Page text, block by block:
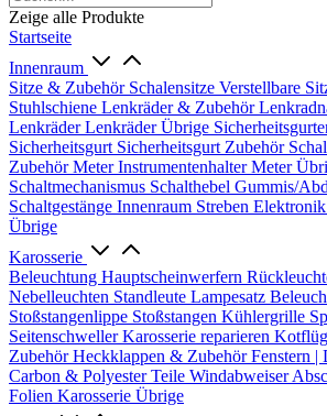
Zeige alle Produkte
Startseite
Innenraum
Sitze & Zubehör Schalensitze Verstellbare
Stuhlschiene Lenkräder & Zubehör
LenkräderLenkräder Übrige
Sicherheitsgurt Sicherheitsgurt Zubehör
ZubehörMeterInstrumentenhalterMeter
Schaltmechanismus Schalthebel Gummis/
Schaltgestänge Innenraum Streben Elektronik
Übrige
Karosserie
Beleuchtung Hauptscheinwerfern
Nebelleuchten Standleute Lampesatz
Stoßstangenlippe Stoßstangen Kühlergrille
SeitenschwellerKarosserie reparieren
ZubehörHeckklappen & ZubehörFenstern |
Carbon & Polyester Teile Windabweiser
Folien Karosserie Übrige